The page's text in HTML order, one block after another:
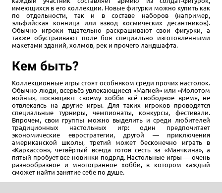
имеющихся в его коллекции. Новые фигурки можно купить как
по отдельности, так и в составе наборов (например,
эльфийская конница или взвод космических десантников).
Обычно игроки тщательно раскрашивают свои фигурки, а
также обустраивают поле боя специально изготовленными
макетами зданий, холмов, рек и прочего ландшафта.
Кем быть?
Коллекционные игры стоят особняком среди прочих настолок.
Обычно люди, всерьёз увлекающиеся «Магией» или «Молотом
войны», посвящают своему хобби всё свободное время, не
отвлекаясь на другие игры. Для таких игроков проводятся
специальные турниры, чемпионаты, конкурсы, фестивали.
Впрочем, свои группы можно выделить и среди любителей
традиционных настольных игр: один предпочитает
экономические евростратегии, другой — приключения
американской школы, третий может бесконечно играть в
«Каркассон», четвёртый всегда готов сесть за «Манчкина», а
пятый пробует все новинки подряд. Настольные игры — очень
разнообразное и многогранное хобби, в котором каждый
сможет найти занятие себе по душе.